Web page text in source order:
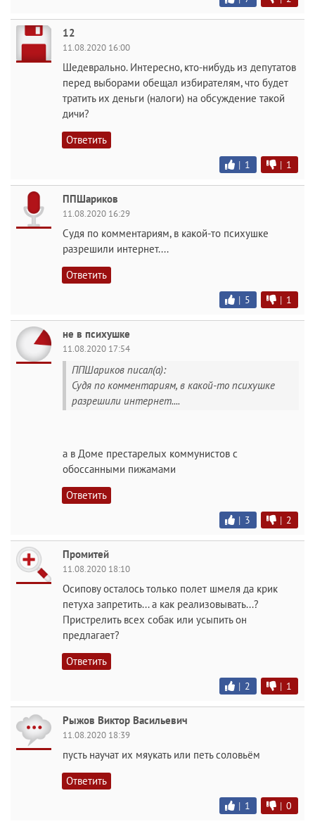
12
11.08.2020 16:00
Шедеврально. Интересно, кто-нибудь из депутатов
перед выборами обещал избирателям, что будет
тратить их деньги (налоги) на обсуждение такой
дичи?
Ответить
| 1 | 1
ППШариков
11.08.2020 16:29
Судя по комментариям, в какой-то психушке
разрешили интернет....
Ответить
| 5 | 1
не в психушке
11.08.2020 17:54
ППШариков писал(а):
Судя по комментариям, в какой-то психушке
разрешили интернет....
а в Доме престарелых коммунистов с
обоссанными пижамами
Ответить
| 3 | 2
Промитей
11.08.2020 18:10
Осипову осталось только полет шмеля да крик
петуха запретить... а как реализовывать...?
Пристрелить всех собак или усыпить он
предлагает?
Ответить
| 2 | 1
Рыжов Виктор Васильевич
11.08.2020 18:39
пусть научат их мяукать или петь соловьём
Ответить
| 1 | 0